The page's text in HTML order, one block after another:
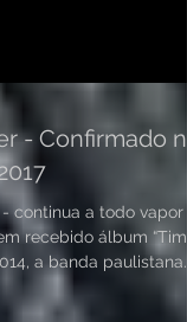
- Confirmado na
- continua a todo vapor e